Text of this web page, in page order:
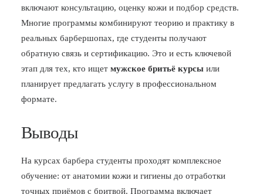
включают консультацию, оценку кожи и подбор средств.
Многие программы комбинируют теорию и практику в
реальных барбершопах, где студенты получают
обратную связь и сертификацию. Это и есть ключевой
этап для тех, кто ищет мужское бритьё курсы или
планирует предлагать услугу в профессиональном
формате.
Выводы
На курсах барбера студенты проходят комплексное
обучение: от анатомии кожи и гигиены до отработки
точных приёмов с бритвой. Программа включает